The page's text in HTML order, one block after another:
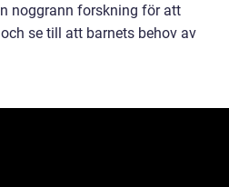
noggrann forskning för att
se till att barnets behov av